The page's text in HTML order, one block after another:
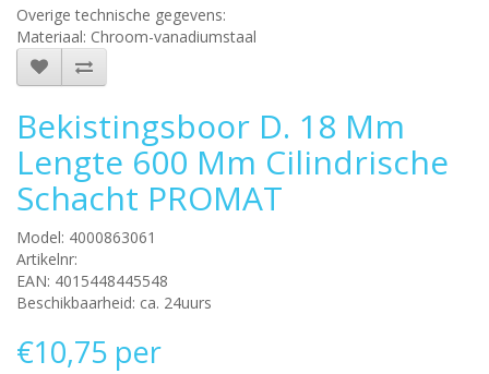
Overige technische gegevens:
Materiaal: Chroom-vanadiumstaal
Bekistingsboor D. 18 Mm
Lengte 600 Mm Cilindrische
Schacht PROMAT
Model: 4000863061
Artikelnr:
EAN: 4015448445548
Beschikbaarheid: ca. 24uurs
€10,75 per